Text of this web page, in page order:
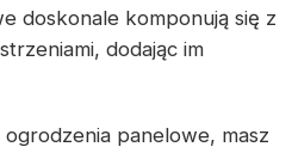
doskonale komponują się z
dodając im
ogrodzenia panelowe, masz